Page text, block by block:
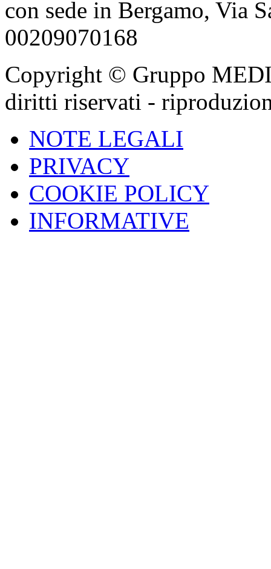
con sede in Bergamo, Via
00209070168
Copyright © Gruppo
diritti riservati -
NOTE LEGALI
PRIVACY
COOKIE POLICY
INFORMATIVE